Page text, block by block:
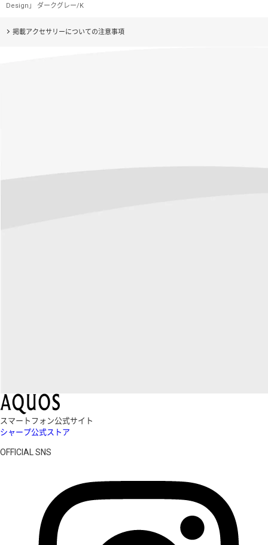
Design」 ダークグレー/K
掲載アクセサリーについての注意事項
スマートフォン公式サイト
シャープ公式ストア
OFFICIAL SNS